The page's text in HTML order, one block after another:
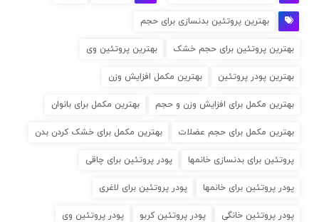
بهترین پروتئین بدنسازی برای حجم
بهترین پروتئین برای حجم خشک بهترین پروتئین وی
بهترین پودر پروتئین بهترین مکمل افزایش وزن
بهترین مکمل برای افزایش وزن و حجم بهترین مکمل برای بانوان
بهترین مکمل برای حجم عضلات بهترین مکمل برای خشک کردن بدن
پروتئین برای بدنسازی خانمها پودر پروتئین برای چاقی
پودر پروتئین برای خانمها پودر پروتئین برای لاغری
پودر پروتئین خانگی پودر پروتئین کربو پودر پروتئین وی